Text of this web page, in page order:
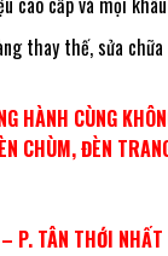
thay thế, sửa
HÀNH CÙNG
CHÙM, ĐÈN
P. TÂN THỚI